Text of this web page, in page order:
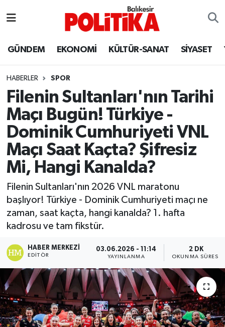
GÜNDEM EKONOMİ KÜLTÜR-SANAT SİYASET
HABERLER SPOR
Filenin Sultanları'nın Tarihi
Maçı Bugün! Türkiye -
Dominik Cumhuriyeti VNL
Maçı Saat Kaçta? Şifresiz
Mi, Hangi Kanalda?
Filenin Sultanları'nın 2026 VNL maratonu
başlıyor! Türkiye - Dominik Cumhuriyeti maçı ne
zaman, saat kaçta, hangi kanalda? 1. hafta
kadrosu ve tam fikstür.
HABER MERKEZI
EDITÖR
03.06.2026 - 11:14
YAYINLANMA
2 DK
OKUNMA SÜRESI
Ayvalık
Balya
Bandırma
Bigadiç
BİYOGRAFİLER
Burhaniye
ÇEVRE
DÜNYA
Dursunbey
Edremit
EĞİTİM
Balıkesir Hava Durumu
Balıkesir Namaz Vakitleri
Balıkesir Trafik Yoğunluk Haritası
Süper Lig Puan Durumu ve Fikstür
Tüm Manşetler
Son Dakika Haberleri
Haber Arşivi